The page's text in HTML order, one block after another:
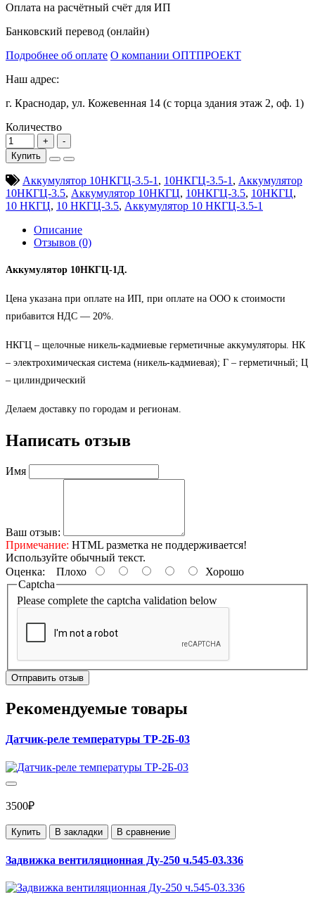
Оплата на расчётный счёт для ИП
Банковский перевод (онлайн)
Подробнее об оплате О компании ОПТПРОЕКТ
Наш адрес:
г. Краснодар, ул. Кожевенная 14 (с торца здания этаж 2, оф. 1)
Количество
Купить
Аккумулятор 10НКГЦ-3.5-1 , 10НКГЦ-3.5-1 , Аккумулятор
10НКГЦ-3.5, Аккумулятор 10НКГЦ, 10НКГЦ-3.5, 10НКГЦ,
10 НКГЦ, 10 НКГЦ-3.5, Аккумулятор 10 НКГЦ-3.5-1
Описание
Отзывов (0)
Аккумулятор 10НКГЦ-1Д.
Цена указана при оплате на ИП, при оплате на ООО к стоимости
прибавится НДС ― 20%.
НКГЦ – щелочные никель-кадмиевые герметичные аккумуляторы. НК
– электрохимическая система (никель-кадмиевая); Г – герметичный; Ц
– цилиндрический
Делаем доставку по городам и регионам.
Написать отзыв
Имя
Ваш отзыв:
Примечание: HTML разметка не поддерживается!
Используйте обычный текст.
Оценка: Плохо
Хорошо
Captcha
Please complete the captcha validation below
Отправить отзыв
Рекомендуемые товары
Датчик-реле температуры ТР-2Б-03
3500₽
Купить В закладки В сравнение
Задвижка вентиляционная Ду-250 ч.545-03.336